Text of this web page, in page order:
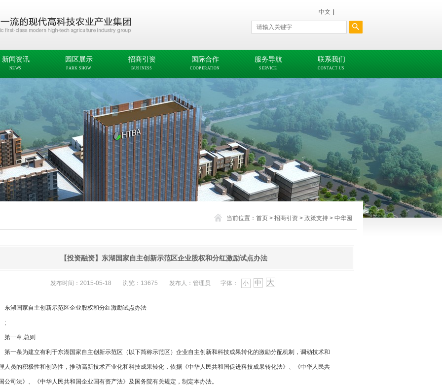
中文
新闻资讯
NEWS
园区展示
PARK SHOW
招商引资
BUSINESS
国际合作
COOPERATION
服务导航
SERVICE
联系我们
CONTACT US
当前位置： 首页 > 招商引资 > 政策支持 > 中华园
【投资融资】东湖国家自主创新示范区企业股权和分红激励试点办法
发布时间：2015-05-18 浏览：13675 发布人：管理员 字体： 小 中 大
东湖国家自主创新示范区企业股权和分红激励试点办法
;
第一章;总则
第一条为建立有利于东湖国家自主创新示范区（以下简称示范区）企业自主创新和科技成果转化的激励分配机制，调动技术和
人员的积极性和创造性，推动高新技术产业化和科技成果转化，依据《中华人民共和国促进科技成果转化法》、《中华人民共
公司法》、《中华人民共和国企业国有资产法》及国务院有关规定，制定本办法。